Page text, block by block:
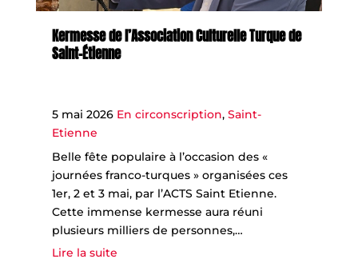
Kermesse de l’Association Culturelle Turque de
Saint-Étienne
5 mai 2026 En circonscription, Saint-
Etienne
Belle fête populaire à l’occasion des «
journées franco-turques » organisées ces
1er, 2 et 3 mai, par l’ACTS Saint Etienne.
Cette immense kermesse aura réuni
plusieurs milliers de personnes,…
Lire la suite